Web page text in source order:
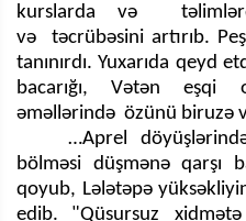
kurslarda və
və təcrübəsini artırıb.
tanınırdı. Yuxarıda qeyd
bacarığı, Vətən
əməllərində özünü biruzə
…Aprel
bölməsi düşmənə qarşı
qoyub, Lələtəpə
edib.
"Qüsursuz